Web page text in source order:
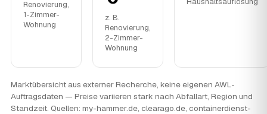
Renovierung,
1-Zimmer-
Wohnung
z. B.
Renovierung,
2-Zimmer-
Wohnung
Marktübersicht aus externer Recherche, keine eigenen AWL-
Auftragsdaten — Preise variieren stark nach Abfallart, Region und
Standzeit. Quellen: my-hammer.de, clearago.de, containerdienst-